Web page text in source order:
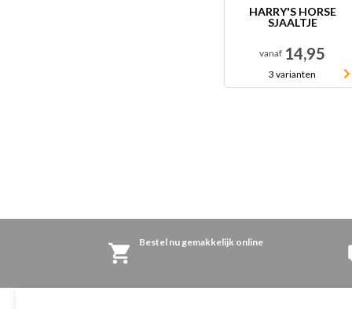
HARRY'S HORSE
SJAALTJE
vanaf 14,95
3 varianten
Bestel nu gemakkelijk online